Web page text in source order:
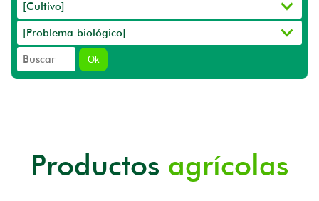
Ok
Productos agrícolas